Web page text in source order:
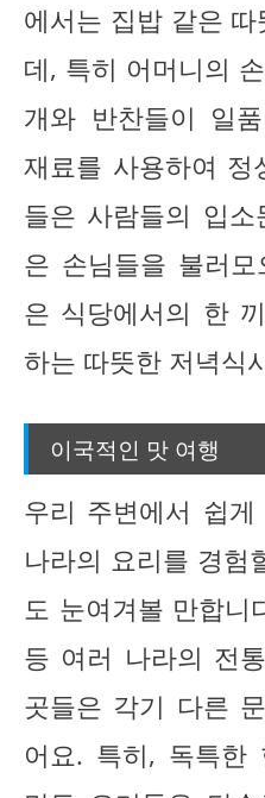
에서는 집밥 같은
데, 특히 어머니의
개와 반찬들이 일
재료를 사용하여 정
들은 사람들의 입
은 손님들을 불러
은 식당에서의 한
하는 따뜻한 저녁식
이국적인 맛 여행
우리 주변에서 쉽
나라의 요리를 경험
도 눈여겨볼 만합니
등 여러 나라의 전
곳들은 각기 다른
어요. 특히, 독특한